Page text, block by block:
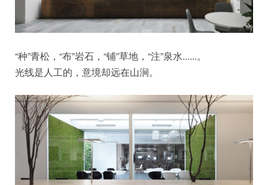
“种”青松，“布”岩石，“铺”草地，“注”泉水......。
光线是人工的，意境却远在山涧。